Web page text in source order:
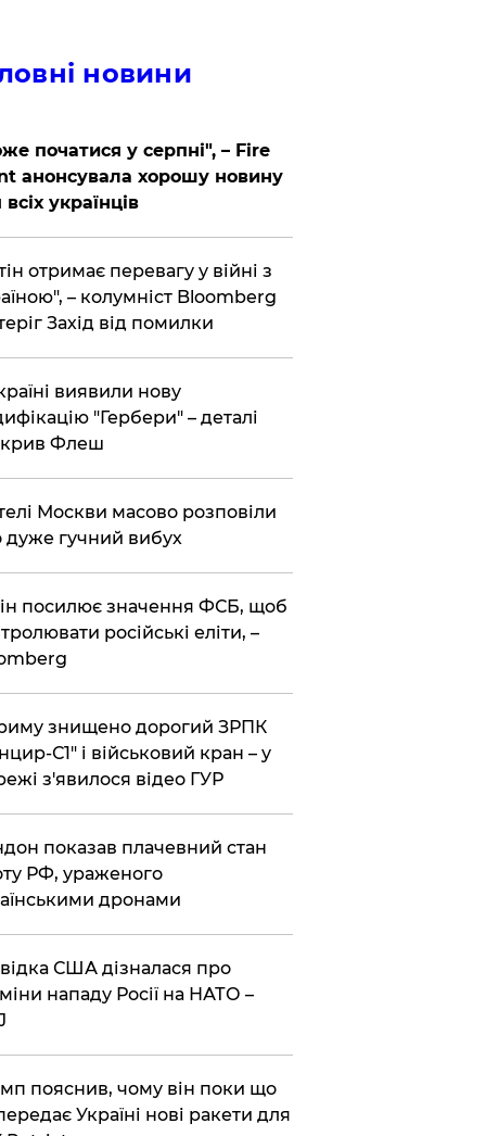
новини
початися у серпні", – Fire
анонсувала хорошу новину
українців
отримає перевагу у війні з
– колумніст Bloomberg
Захід від помилки
виявили нову
"Гербери" – деталі
Флеш
Москви масово розповіли
дуже гучний вибух
посилює значення ФСБ, щоб
російські еліти, –
знищено дорогий ЗРПК
С1" і військовий кран – у
з'явилося відео ГУР
показав плачевний стан
РФ, ураженого
дронами
США дізналася про
нападу Росії на НАТО –
пояснив, чому він поки що
Україні нові ракети для